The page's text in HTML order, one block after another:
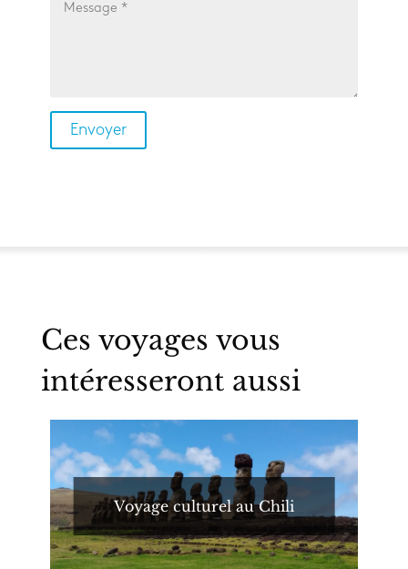
Ces voyages vous
intéresseront aussi
Voyage culturel au Chili